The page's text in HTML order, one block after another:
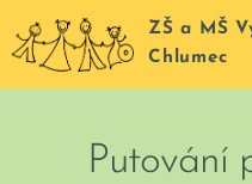
ZŠ a MŠ
Chlumec
Putování